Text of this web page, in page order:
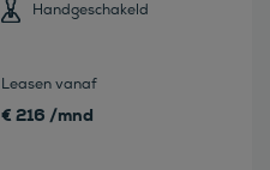
Handgeschakeld
Leasen vanaf
€ 216 /mnd